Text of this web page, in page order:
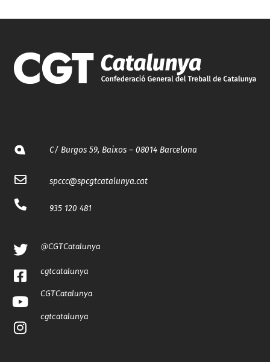
C/ Burgos 59, Baixos – 08014 Barcelona
spccc@spcgtcatalunya.cat
935 120 481
@CGTCatalunya
cgtcatalunya
CGTCatalunya
cgtcatalunya